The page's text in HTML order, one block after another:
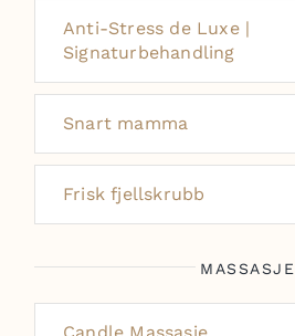
Anti-Stress de Luxe |
Signaturbehandling
Snart mamma
Frisk fjellskrubb
MASSASJE